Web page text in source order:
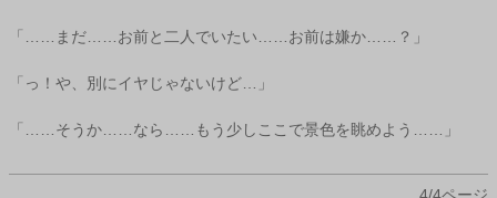
「……まだ……お前と二人でいたい……お前は嫌か……？」
「っ！や、別にイヤじゃないけど…」
「……そうか……なら……もう少しここで景色を眺めよう……」